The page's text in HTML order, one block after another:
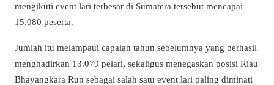
mengikuti event lari terbesar di Sumatera tersebut mencapai
15.080 peserta.
Jumlah itu melampaui capaian tahun sebelumnya yang berhasil
menghadirkan 13.079 pelari, sekaligus menegaskan posisi Riau
Bhayangkara Run sebagai salah satu event lari paling diminati